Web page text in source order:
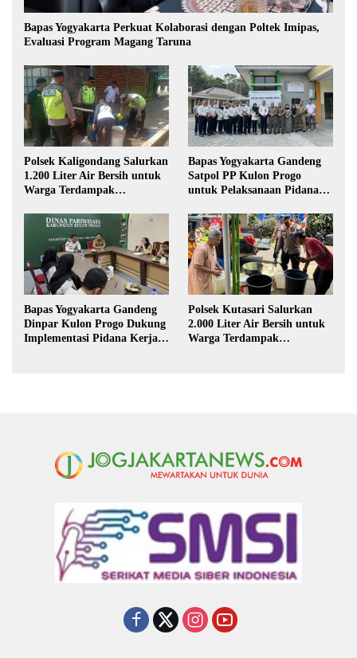
Bapas Yogyakarta Perkuat Kolaborasi dengan Poltek Imipas,
Evaluasi Program Magang Taruna
Polsek Kaligondang Salurkan
1.200 Liter Air Bersih untuk
Warga Terdampak
Bapas Yogyakarta Gandeng
Satpol PP Kulon Progo
untuk Pelaksanaan Pidana
Bapas Yogyakarta Gandeng
Dinpar Kulon Progo Dukung
Implementasi Pidana Kerja
Polsek Kutasari Salurkan
2.000 Liter Air Bersih untuk
Warga Terdampak